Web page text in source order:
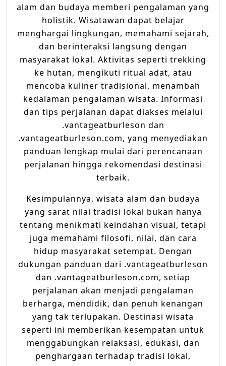
alam dan budaya memberi pengalaman yang
holistik. Wisatawan dapat belajar
menghargai lingkungan, memahami sejarah,
dan berinteraksi langsung dengan
masyarakat lokal. Aktivitas seperti trekking
ke hutan, mengikuti ritual adat, atau
mencoba kuliner tradisional, menambah
kedalaman pengalaman wisata. Informasi
dan tips perjalanan dapat diakses melalui
.vantageatburleson dan
.vantageatburleson.com, yang menyediakan
panduan lengkap mulai dari perencanaan
perjalanan hingga rekomendasi destinasi
terbaik.
Kesimpulannya, wisata alam dan budaya
yang sarat nilai tradisi lokal bukan hanya
tentang menikmati keindahan visual, tetapi
juga memahami filosofi, nilai, dan cara
hidup masyarakat setempat. Dengan
dukungan panduan dari .vantageatburleson
dan .vantageatburleson.com, setiap
perjalanan akan menjadi pengalaman
berharga, mendidik, dan penuh kenangan
yang tak terlupakan. Destinasi wisata
seperti ini memberikan kesempatan untuk
menggabungkan relaksasi, edukasi, dan
penghargaan terhadap tradisi lokal,